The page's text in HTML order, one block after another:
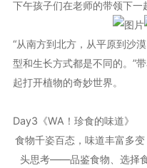
下午孩子们在老师的带领下一
“从南方到北方，从平原到沙
型和生长方式都是不同的。”
起打开植物的奇妙世界。
Day3《WA！珍食的味道》
食物千姿百态，味道丰富多
头思考——品鉴食物、选择